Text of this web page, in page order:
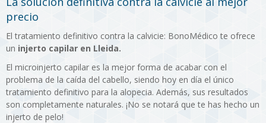
precio
El tratamiento definitivo contra la calvicie: BonoMédico te ofrece
un injerto capilar en Lleida.
El microinjerto capilar es la mejor forma de acabar con el
problema de la caída del cabello, siendo hoy en día el único
tratamiento definitivo para la alopecia. Además, sus resultados
son completamente naturales. ¡No se notará que te has hecho un
injerto de pelo!